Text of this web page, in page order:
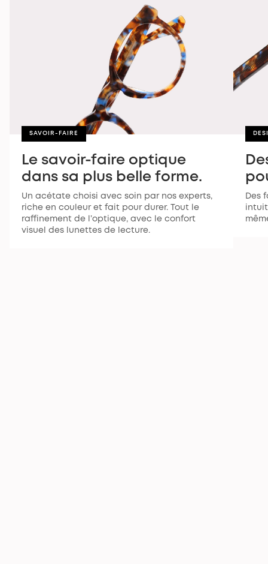
SAVOIR-FAIRE
Le savoir-faire optique
dans sa plus belle forme.
Un acétate choisi avec soin par nos experts,
riche en couleur et fait pour durer. Tout le
raffinement de l’optique, avec le confort
visuel des lunettes de lecture.
Des